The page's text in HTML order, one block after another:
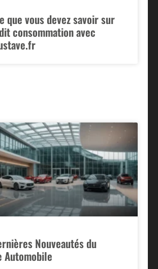
que vous devez savoir sur
consommation avec
Nouveautés du
Automobile